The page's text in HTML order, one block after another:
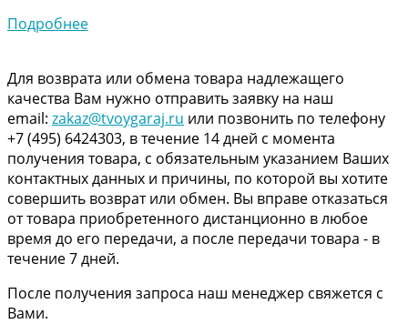
Подробнее
Для возврата или обмена товара надлежащего
качества Вам нужно отправить заявку на наш
email: zakaz@tvoygaraj.ru или позвонить по телефону
+7 (495) 6424303, в течение 14 дней с момента
получения товара, с обязательным указанием Ваших
контактных данных и причины, по которой вы хотите
совершить возврат или обмен. Вы вправе отказаться
от товара приобретенного дистанционно в любое
время до его передачи, а после передачи товара - в
течение 7 дней.
После получения запроса наш менеджер свяжется с
Вами.